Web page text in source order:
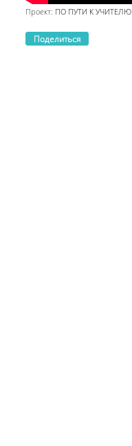
Проект: ПО ПУТИ К УЧИТЕЛЮ
Поделиться